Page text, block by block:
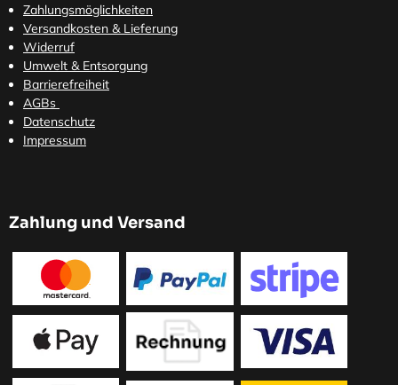
Zahlungsmöglichkeiten
Versandkosten & Lieferung
Widerruf
Umwelt & Entsorgung
Barrierefreiheit
AGBs
Datenschutz
Impressum
Zahlung und Versand